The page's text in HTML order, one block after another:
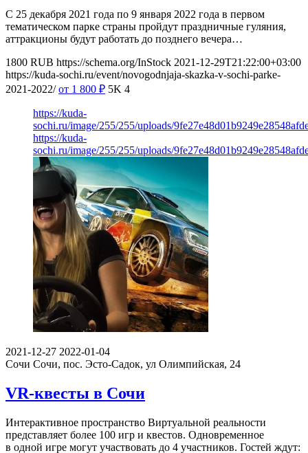
С 25 декабря 2021 года по 9 января 2022 года в первом
тематическом парке страны пройдут праздничные гуляния,
аттракционы будут работать до позднего вечера…
1800 RUB https://schema.org/InStock 2021-12-29T21:22:00+03:00
https://kuda-sochi.ru/event/novogodnjaja-skazka-v-sochi-parke-
2021-2022/ от 1 800 ₽ 5K 4
https://kuda-
sochi.ru/image/255/255/uploads/
https://kuda-
sochi.ru/image/255/255/uploads/
2021-12-27 2022-01-04
Сочи Сочи, пос. Эсто-Садок, ул Олимпийская, 24
VR-квесты в Сочи
Интерактивное пространство Виртуальной реальности
представляет более 100 игр и квестов. Одновременное
в одной игре могут участвовать до 4 участников. Гостей ждут: